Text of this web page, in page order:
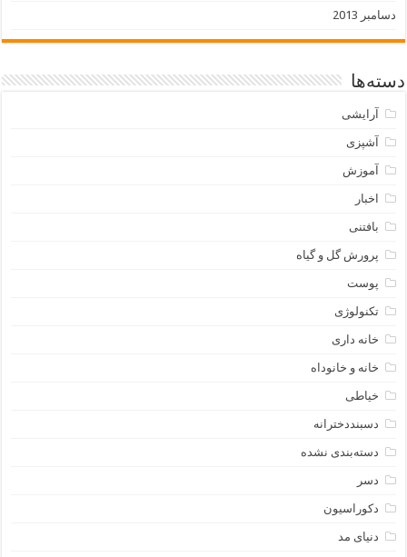
دسامبر 2013
دسته‌ها
آرایشی
آشپزی
آموزش
اخبار
بافتنی
پرورش گل و گیاه
پوست
تکنولوژی
خانه داری
خانه و خانوداه
خیاطی
دسبنددخترانه
دسته‌بندی نشده
دسر
دکوراسیون
دنیای مد